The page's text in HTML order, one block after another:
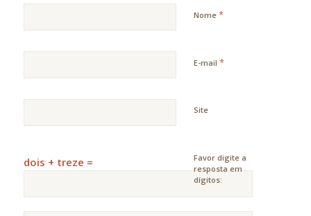
Nome *
E-mail *
Site
Favor digite a
resposta em
dígitos:
dois + treze =